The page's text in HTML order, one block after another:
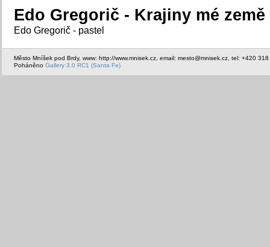
Edo Gregorič - Krajiny mé země
Edo Gregorič - pastel
Město Mníšek pod Brdy, www: http://www.mnisek.cz, email: mesto@mnisek.cz, tel: +420
Poháněno Gallery 3.0 RC1 (Santa Fe)